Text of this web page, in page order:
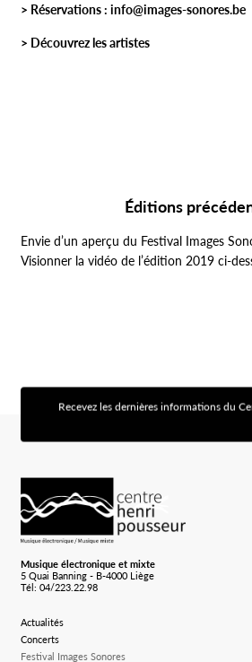
> Réservations :info@images-sonores.be
> Découvrez les artistes
Éditions
Envie d’un aperçu du Festival Images
Visionner la vidéo de l’édition 2019 ci-
Recevez les dernières informations du
Musique électronique et mixte
5 Quai Banning - B-4000 Liège
Tél: 04/223.22.98
Actualités
Concerts
Festival Images Sonores